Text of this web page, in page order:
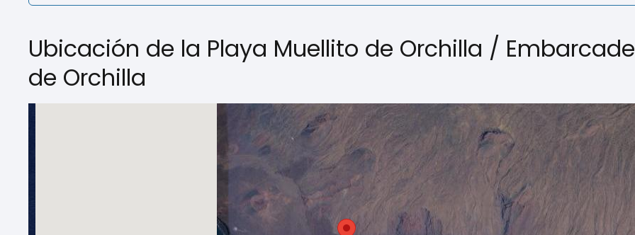
Ubicación de la Playa Muellito de Orchilla /
de Orchilla